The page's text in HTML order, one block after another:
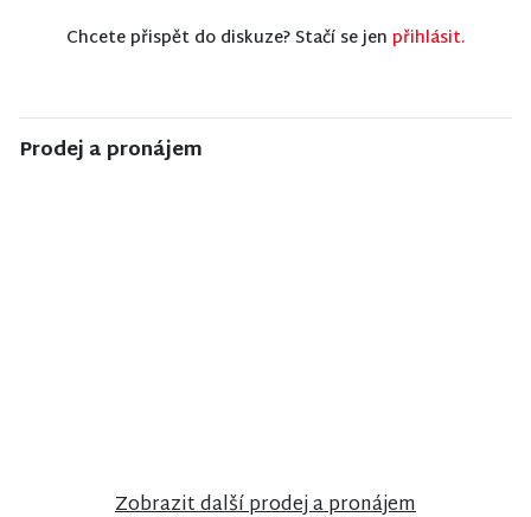
Chcete přispět do diskuze? Stačí se jen přihlásit.
Prodej a pronájem
Zobrazit další prodej a pronájem